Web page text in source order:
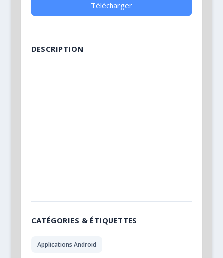
Télécharger
DESCRIPTION
CATÉGORIES & ÉTIQUETTES
Applications Android